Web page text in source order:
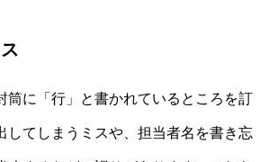
筒に「行」と書かれているところを訂
してしまうミスや、担当者名を書き忘